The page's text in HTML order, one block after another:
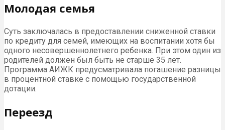
Молодая семья
Суть заключалась в предоставлении сниженной ставки
по кредиту для семей, имеющих на воспитании хотя бы
одного несовершеннолетнего ребенка. При этом один из
родителей должен был быть не старше 35 лет.
Программа АИЖК предусматривала погашение разницы
в процентной ставке с помощью государственной
дотации.
Переезд